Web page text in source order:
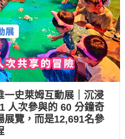
一史萊姆互動展｜沉浸
人次參與的 60 分鐘奇
展覽，而是12,691名參